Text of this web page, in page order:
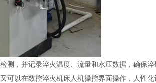
，并记录淬火温度、流量和水压数据，确保淬
以在数控淬火机床人机操控界面操作，人性化